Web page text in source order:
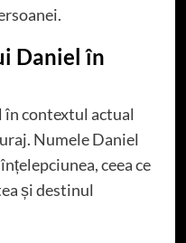
Daniel în
contextul actual
Numele Daniel
ceea ce
și destinul